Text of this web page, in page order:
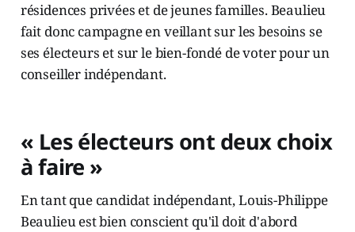
résidences privées et de jeunes familles. Beaulieu
fait donc campagne en veillant sur les besoins se
ses électeurs et sur le bien-fondé de voter pour un
conseiller indépendant.
« Les électeurs ont deux choix
à faire »
En tant que candidat indépendant, Louis-Philippe
Beaulieu est bien conscient qu'il doit d'abord